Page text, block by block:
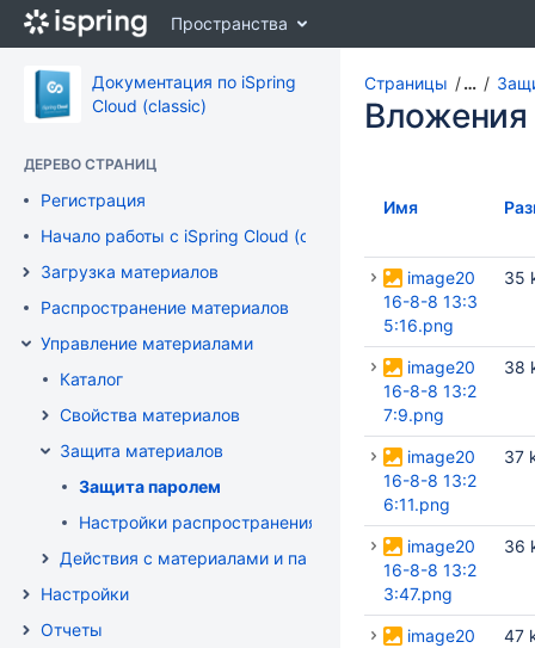
Перейти
содержимому
assistive.skiplink.to.breadcrumbs
assistive.skiplink.to.quick.search
Пространства
Документация по iSpring
Cloud (classic)
ДЕРЕВО СТРАНИЦ
Регистрация
Начало работы с iSpring Cloud (classic)
Загрузка материалов
Распространение материалов
Управление материалами
Каталог
Свойства материалов
Защита материалов
Защита паролем
Настройки распространения и скачивания
Действия с материалами и папками
Настройки
Отчеты
Страницы …
Вложения
Имя
image20
16-8-8 13:3
5:16.png
35
image20
16-8-8 13:2
7:9.png
38
image20
16-8-8 13:2
6:11.png
37
image20
16-8-8 13:2
3:47.png
36
image20
47